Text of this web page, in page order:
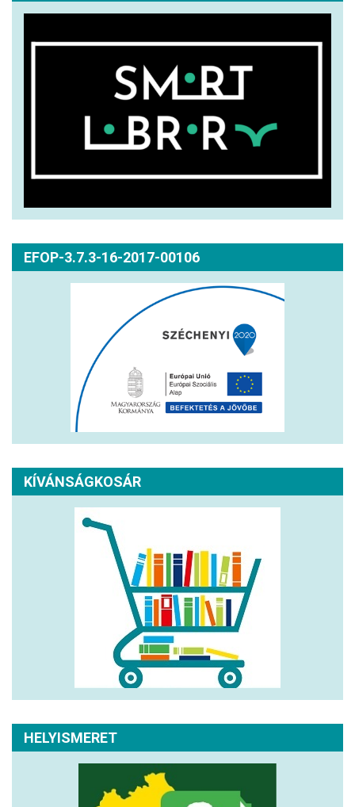
EFOP-3.7.3-16-2017-00106
KÍVÁNSÁGKOSÁR
HELYISMERET